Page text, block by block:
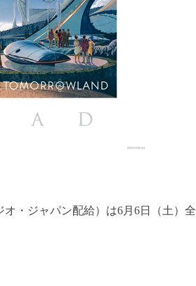
・ジャパン配給）は6月6日（土）全